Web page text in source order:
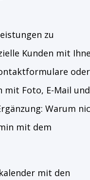
zu
Kunden mit
oder
mit Foto, E-Mail und
Warum
mit dem
mit den